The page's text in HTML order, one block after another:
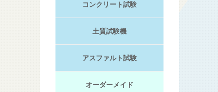
コンクリート試験
土質試験機
アスファルト試験
オーダーメイド